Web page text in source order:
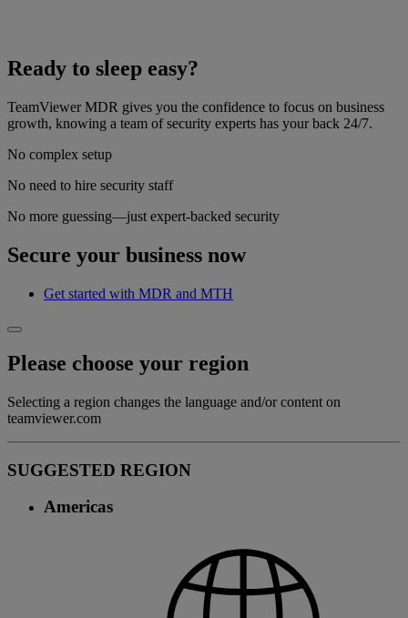
Ready to sleep easy?
TeamViewer MDR gives you the confidence to focus on business
growth, knowing a team of security experts has your back 24/7.
No complex setup
No need to hire security staff
No more guessing—just expert-backed security
Secure your business now
Get started with MDR and MTH
Please choose your region
Selecting a region changes the language and/or content on
teamviewer.com
SUGGESTED REGION
Americas